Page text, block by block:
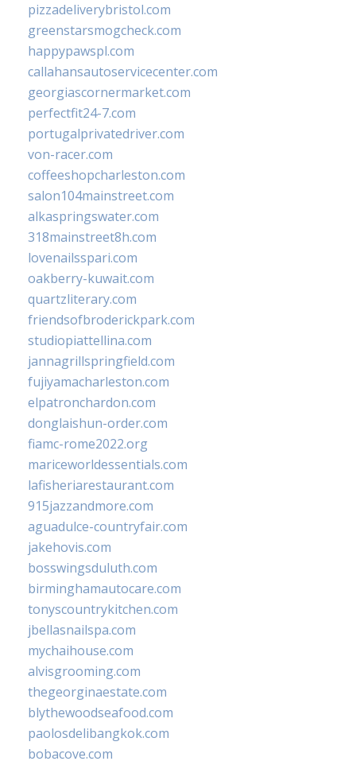
pizzadeliverybristol.com
greenstarsmogcheck.com
happypawspl.com
callahansautoservicecenter.com
georgiascornermarket.com
perfectfit24-7.com
portugalprivatedriver.com
von-racer.com
coffeeshopcharleston.com
salon104mainstreet.com
alkaspringswater.com
318mainstreet8h.com
lovenailsspari.com
oakberry-kuwait.com
quartzliterary.com
friendsofbroderickpark.com
studiopiattellina.com
jannagrillspringfield.com
fujiyamacharleston.com
elpatronchardon.com
donglaishun-order.com
fiamc-rome2022.org
mariceworldessentials.com
lafisheriarestaurant.com
915jazzandmore.com
aguadulce-countryfair.com
jakehovis.com
bosswingsduluth.com
birminghamautocare.com
tonyscountrykitchen.com
jbellasnailspa.com
mychaihouse.com
alvisgrooming.com
thegeorginaestate.com
blythewoodseafood.com
paolosdelibangkok.com
bobacove.com